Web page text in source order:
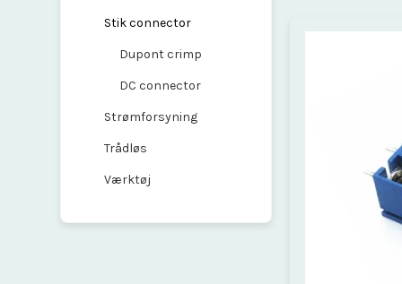
Stik connector
Dupont crimp
DC connector
Strømforsyning
Trådløs
Værktøj